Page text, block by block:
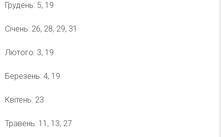
Грудень: 5, 19
Січень: 26, 28, 29, 31
Лютого: 3, 19
Березень: 4, 19
Квітень: 23
Травень: 11, 13, 27